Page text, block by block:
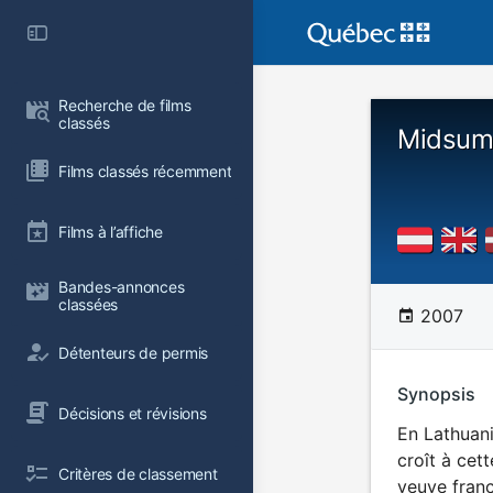
Recherche de films
classés
Films classés récemment
Films à l’affiche
Bandes-annonces
classées
Détenteurs de permis
Décisions et révisions
Critères de classement
2007
Synopsis
En
croît à
veuve